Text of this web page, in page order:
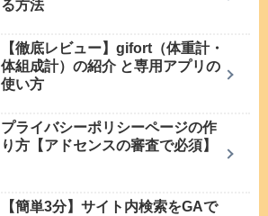
る方法
【徹底レビュー】gifort（体重計・
体組成計）の紹介 と専用アプリの
使い方
プライバシーポリシーページの作
り方【アドセンスの審査で必須】
【簡単3分】サイト内検索をGAで